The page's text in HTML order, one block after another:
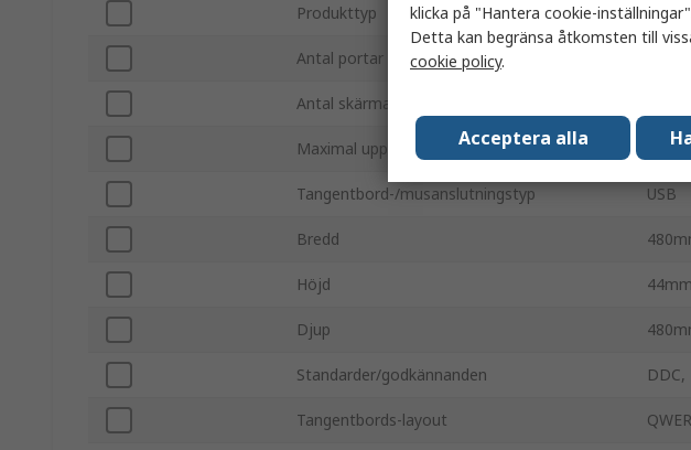
Produkttyp
Antal portar
Antal skärmar som stöds
Maximal upplösning
Tangentbord-/musanslutningstyp USB
Bredd
Höjd 44mm
Djup
Standarder/godkännanden DDC,
Tangentbords-layout
klicka på "Hantera cookie-
Detta kan begränsa åtkomsten till
cookie policy.
Acceptera alla